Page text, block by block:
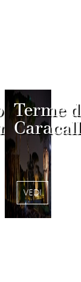
Terme
VEDI